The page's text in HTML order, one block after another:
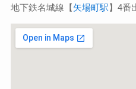
地下鉄名城線【矢場町駅】4番